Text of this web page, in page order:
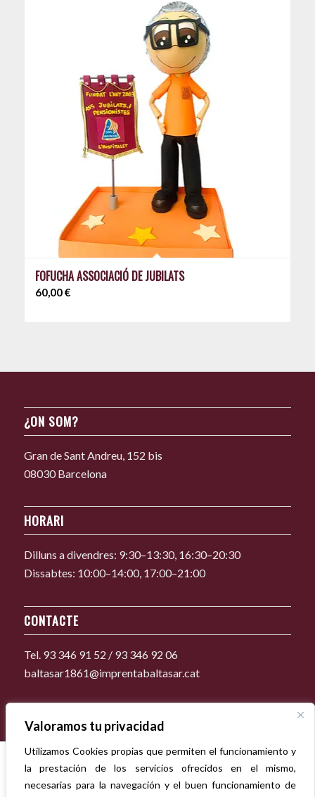
Valoramos tu privacidad
Utilizamos Cookies propias que permiten el funcionamiento y
la prestación de los servicios ofrecidos en el mismo,
necesarias para la navegación y el buen funcionamiento de
FOFUCHA ASSOCIACIÓ DE JUBILATS
60,00€
¿ON SOM?
Gran de Sant Andreu, 152 bis
08030 Barcelona
HORARI
Dilluns a divendres: 9:30–13:30, 16:30–20:30
Dissabtes: 10:00–14:00, 17:00–21:00
CONTACTE
Tel. 93 346 91 52 / 93 346 92 06
baltasar1861@imprentabaltasar.cat